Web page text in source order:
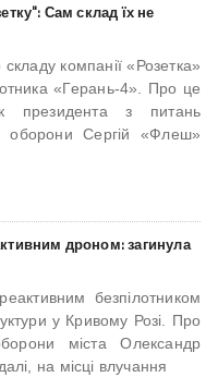
Сам склад їх не
складу компанії «Розетка»
«Герань-4». Про це
президента з питань
оборони Сергій «Флеш»
дроном: загинула
безпілотником
у Кривому Розі. Про
міста Олександр
на місці влучання